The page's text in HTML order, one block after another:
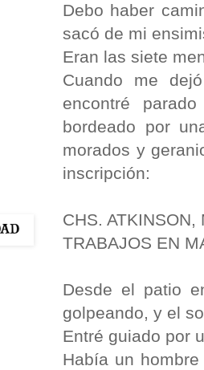
Debo haber
sacó de mi
Eran las siete
Cuando me
encontré
bordeado por
morados y
inscripción:
CHS.
TRABAJOS EN
Desde el patio
golpeando, y el
Entré guiado por
Había un